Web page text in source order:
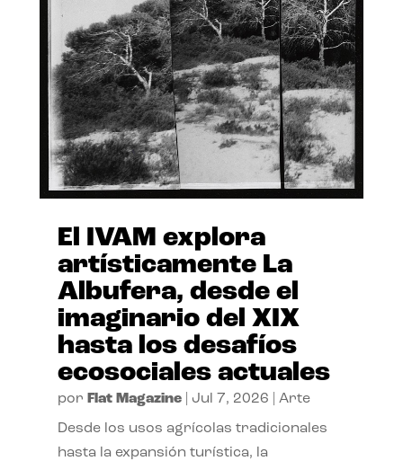
El IVAM explora
artísticamente La
Albufera, desde el
imaginario del XIX
hasta los desafíos
ecosociales actuales
por Flat Magazine| Jul 7, 2026 Arte
Desde los usos agrícolas tradicionales
hasta la expansión turística, la